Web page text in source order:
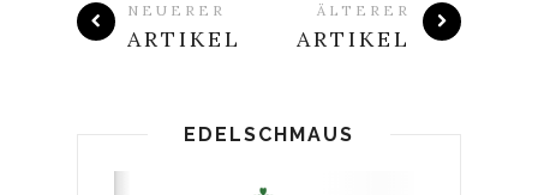
NEUERER
ARTIKEL
ÄLTERER
ARTIKEL
EDELSCHMAUS